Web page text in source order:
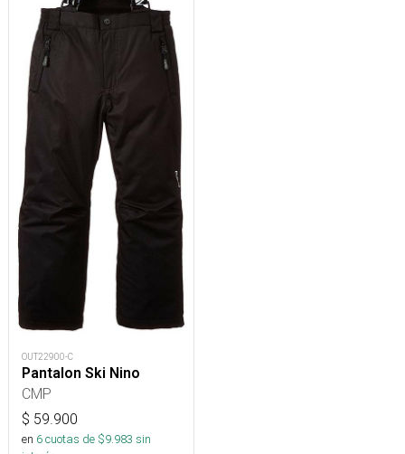
OUT22900-C
Pantalon Ski Nino
CMP
$ 59.900
en 6cuotas de $9.983 sin